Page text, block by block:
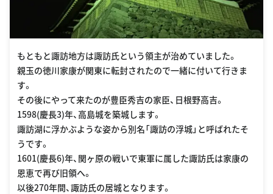
もともと諏訪地方は諏訪氏という領主が治めていました。
親玉の徳川家康が関東に転封されたので一緒に付いて行きま
す。
その後にやって来たのが豊臣秀吉の家臣、日根野高吉。
1598(慶長3)年、高島城を築城します。
諏訪湖に浮かぶような姿から別名「諏訪の浮城」と呼ばれたそ
うです。
1601(慶長6)年、関ヶ原の戦いで東軍に属した諏訪氏は家康の
恩恵で再び旧領へ。
以後270年間、諏訪氏の居城となります。